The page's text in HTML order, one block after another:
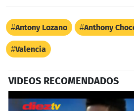
Antony Lozano Anthony
Valencia
VIDEOS RECOMENDADOS